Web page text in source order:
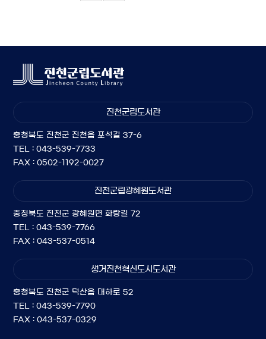
진천군립도서관
충청북도 진천군 진천읍 포석길 37-6
TEL : 043-539-7733
FAX : 0502-1192-0027
진천군립광혜원도서관
충청북도 진천군 광혜원면 화랑길 72
TEL : 043-539-7766
FAX : 043-537-0514
생거진천혁신도시도서관
충청북도 진천군 덕산읍 대하로 52
TEL : 043-539-7790
FAX : 043-537-0329